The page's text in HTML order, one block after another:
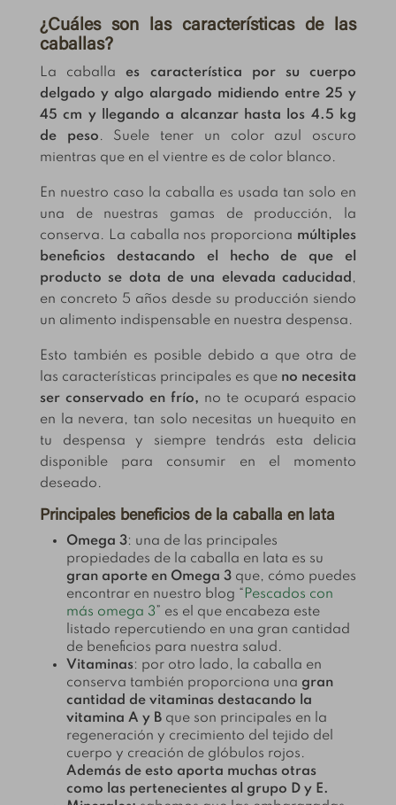
¿Cuáles son las características de las
caballas?
La caballaes característica por su cuerpo
delgado y algo alargado midiendo entre 25 y
45 cm y llegando a alcanzar hasta los 4.5 kg
de peso. Suele tener un color azul oscuro
mientras que en el vientre es de color blanco.
En nuestro caso la caballa es usada tan solo en
una de nuestras gamas de producción, la
conserva. La caballa nos proporciona múltiples
beneficios destacando el hecho de que el
producto se dota de una elevada caducidad ,
en concreto 5 años desde su producción siendo
un alimento indispensable en nuestra despensa.
Esto también es posible debido a que otra de
las características principales es que no necesita
ser conservado en frío, no te ocupará espacio
en la nevera, tan solo necesitas un huequito en
tu despensa y siempre tendrás esta delicia
disponible para consumir en el momento
deseado.
Principales beneficios de la caballa en lata
Omega 3: una de las principales
propiedades de la caballa en lata es su
gran aporte en Omega 3 que, cómo puedes
encontrar en nuestro blog “ Pescados con
más omega 3” es el que encabeza este
listado repercutiendo en una gran cantidad
de beneficios para nuestra salud.
Vitaminas: por otro lado, la caballa en
conserva también proporciona una gran
cantidad de vitaminas destacando la
vitamina A y B que son principales en la
regeneración y crecimiento del tejido del
cuerpo y creación de glóbulos rojos.
Además de esto aporta muchas otras
como las pertenecientes al grupo D y E.